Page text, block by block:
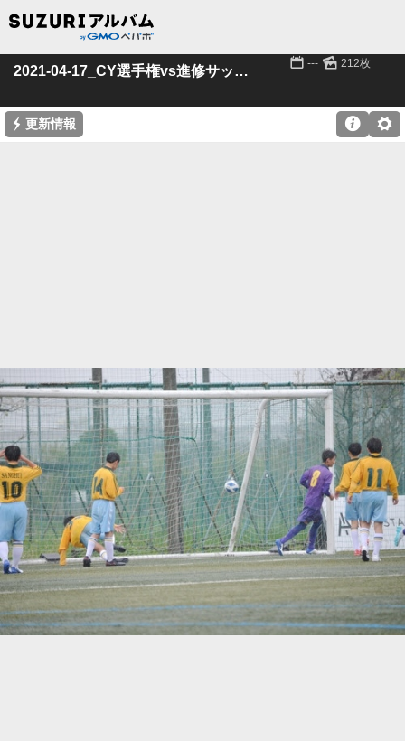
2021-04-17_CY選手権vs進修サッカー団 📅 --- 🌄 212枚
⚡ 更新情報 ⚙
